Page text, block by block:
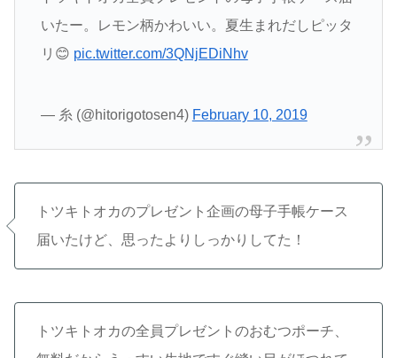
いたー。レモン柄かわいい。夏生まれだしピッタ
リ😊 pic.twitter.com/3QNjEDiNhv
— 糸 (@hitorigotosen4) February 10, 2019
トツキトオカのプレゼント企画の母子手帳ケース
届いたけど、思ったよりしっかりしてた！
トツキトオカの全員プレゼントのおむつポーチ、